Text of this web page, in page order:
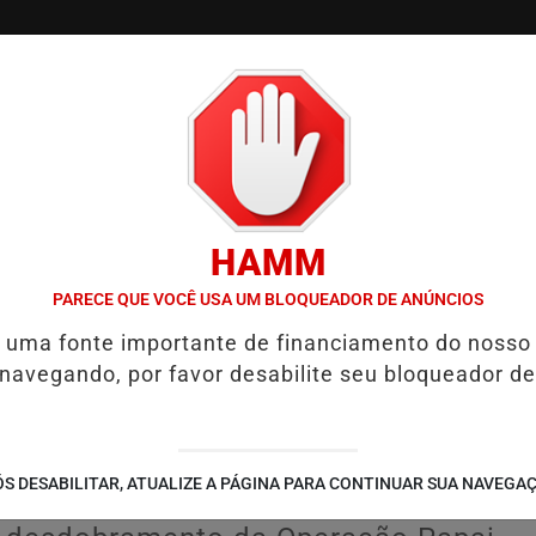
CONTATO / CUPONS DE
EM CASO DE IDOSA QUE MORREU APÓS USO DE MEDICAMENTO
por
Natal Luz e terá
por dez anos
HAMM
PARECE QUE VOCÊ USA UM BLOQUEADOR DE ANÚNCIOS
fonte importante de financiamento do nosso
por favor desabilite seu bloqueador
DESABILITAR, ATUALIZE A PÁGINA PARA CONTINUAR SUA